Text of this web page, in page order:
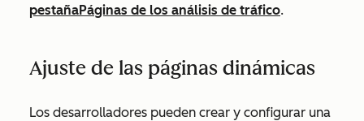
pestañaPáginas de los análisis de tráfico.
Ajuste de las páginas dinámicas
Los desarrolladores pueden crear y configurar una